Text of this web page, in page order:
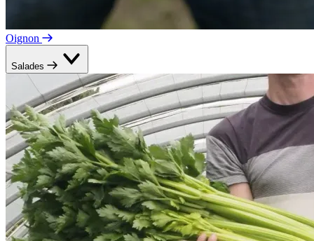
Oignon
Salades